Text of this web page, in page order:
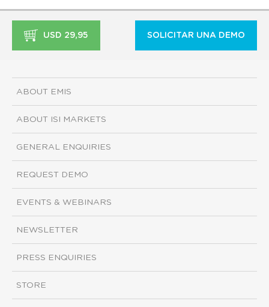
USD 29,95 SOLICITAR UNA DEMO
ABOUT EMIS
ABOUT ISI MARKETS
GENERAL ENQUIRIES
REQUEST DEMO
EVENTS & WEBINARS
NEWSLETTER
PRESS ENQUIRIES
STORE